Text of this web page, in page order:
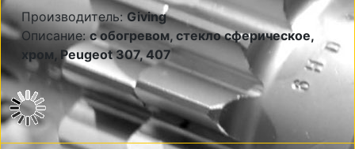
Производитель:Giving
Описание:с обогревом, стекло сферическое,
хром, Peugeot 307, 407